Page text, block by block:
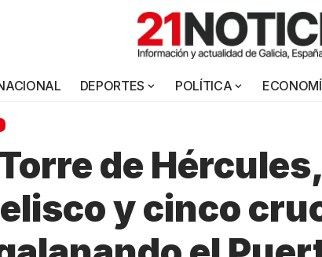
DEPORTES POLÍTICA
de
y cinco